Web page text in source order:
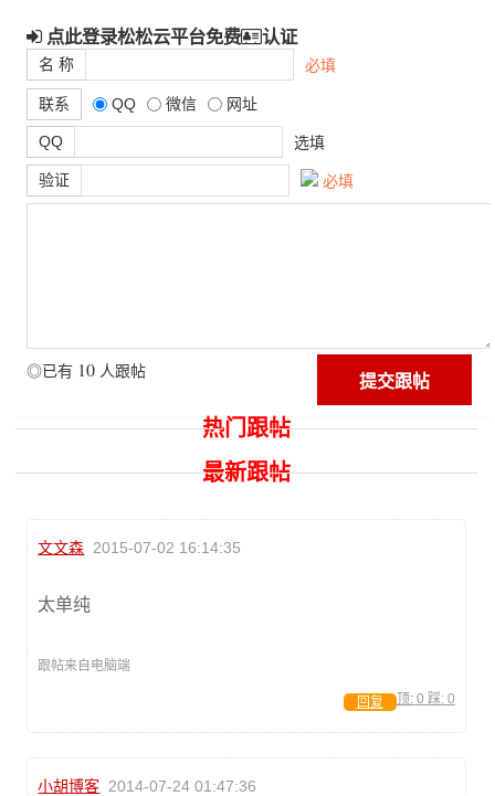
点此登录松松云平台免费 认证
名 称 必填
联系 QQ 微信 网址
QQ 选填
验证 必填
◎已有 10 人跟帖
热门跟帖
最新跟帖
文文森 2015-07-02 16:14:35
太单纯
跟帖来自电脑端
顶: 0 踩: 0
回复
小胡博客 2014-07-24 01:47:36